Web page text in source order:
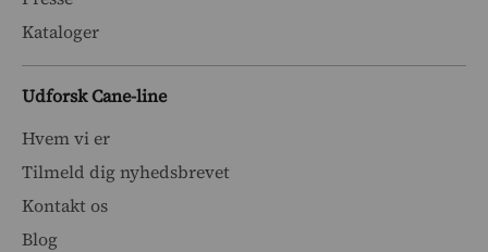
Kataloger
Udforsk Cane-line
Hvem vi er
Tilmeld dig nyhedsbrevet
Kontakt os
Blog